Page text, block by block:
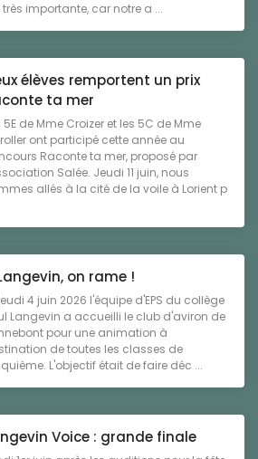
très importante, car notre a ...
élèves remportent un prix
ta mer
5E de Mme Croizer et les 5C de Mme
ont participé cette année au
Raconte ta mer, proposé par
Salée. Jeudi 11 juin, nous
allés à la cité de la voile à Lorient p
on rame !
4 juin 2026 l'équipe d'EPS du collège
Langevin a accueilli le club d'aviron de
pour une animation à
de toutes les classes de
L'objectif était de faire déc ...
Voice : grande finale